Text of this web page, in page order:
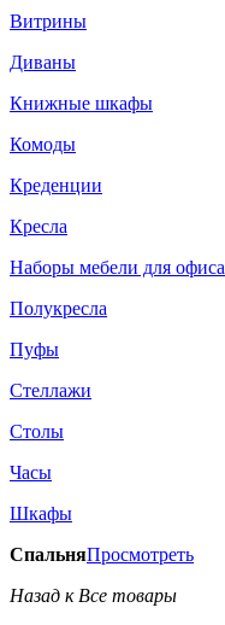
Витрины
Диваны
Книжные шкафы
Комоды
Креденции
Кресла
Наборы мебели для офиса
Полукресла
Пуфы
Стеллажи
Столы
Часы
Шкафы
СпальняПросмотреть
Назад к Все товары